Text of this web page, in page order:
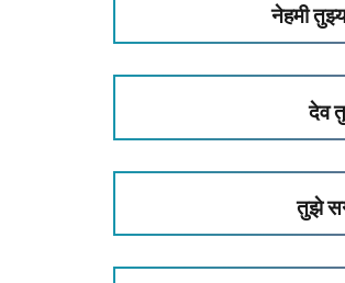
नेहमी
देव
तुझे